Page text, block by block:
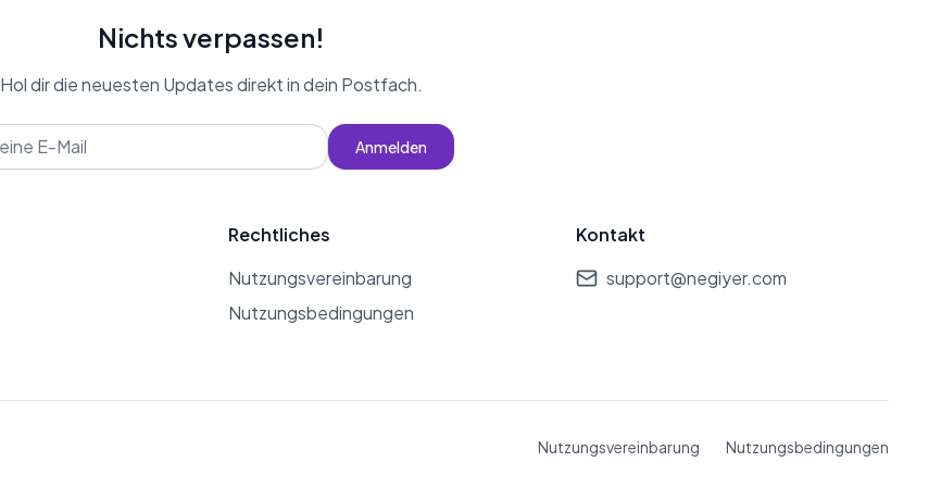
Nichts verpassen!
Hol dir die neuesten Updates direkt in dein Postfach.
Anmelden
Rechtliches
Nutzungsvereinbarung
Nutzungsbedingungen
Kontakt
support@negiyer.com
Nutzungsvereinbarung Nutzungsbedingungen